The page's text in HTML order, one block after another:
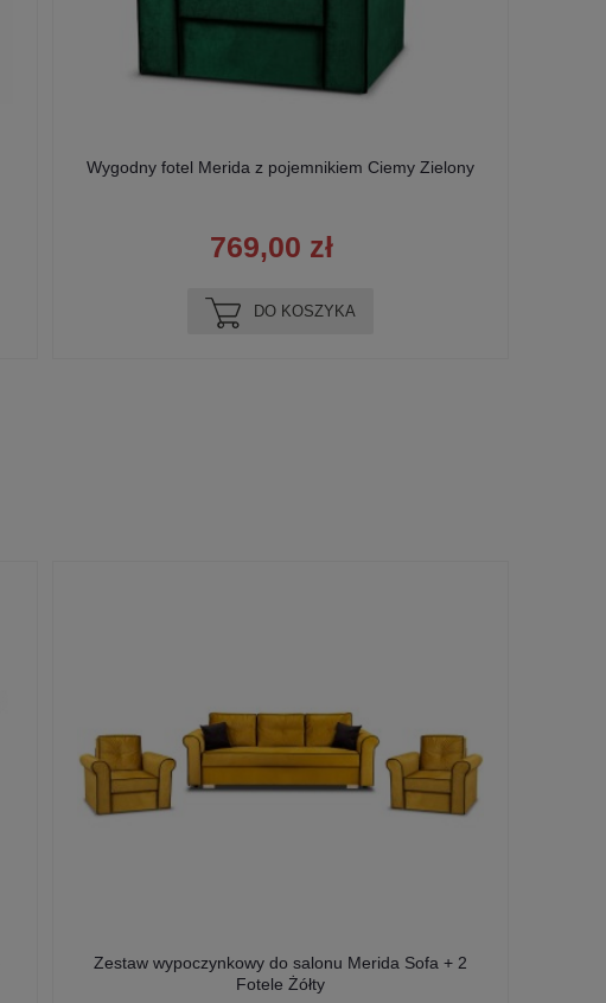
Wygodny fotel Merida z pojemnikiem Ciemy Zielony
769,00 zł
DO KOSZYKA
Zestaw wypoczynkowy do salonu Merida Sofa + 2
Fotele Żółty